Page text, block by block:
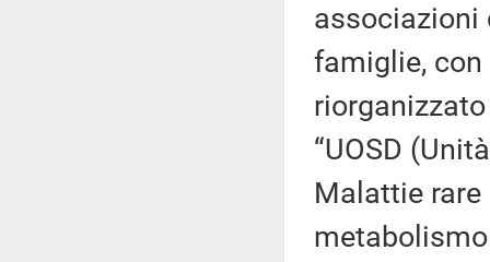
associazioni
famiglie,
“UOSD
Malattie